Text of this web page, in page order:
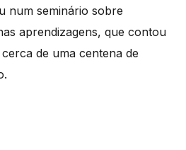
num seminário sobre
aprendizagens, que contou
de uma centena de